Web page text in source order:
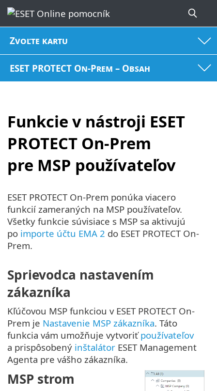
Zvoľte kartu
ESET PROTECT On-Prem – Obsah
Funkcie v nástroji ESET
PROTECT On-Prem
pre MSP používateľov
ESET PROTECT On-Prem ponúka viacero
funkcií zameraných na MSP používateľov.
Všetky funkcie súvisiace s MSP sa aktivujú
po importe účtu EMA 2 do ESET PROTECT On-
Prem.
Sprievodca nastavením
zákazníka
Kľúčovou MSP funkciou v ESET PROTECT On-
Prem je Nastavenie MSP zákazníka. Táto
funkcia vám umožňuje vytvoriťpoužívateľov
a prispôsobený inštalátor ESET Management
Agenta pre vášho zákazníka.
MSP strom